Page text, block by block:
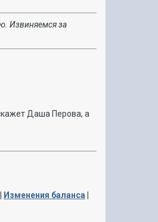
Извиняемся за
Даша Перова, а
Изменения баланса